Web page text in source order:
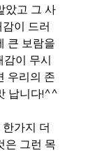
았고 그 사
이 드러
큰 보람을
감이 무시
우리의 존
납니다!^^
가지 더
은 그런 목